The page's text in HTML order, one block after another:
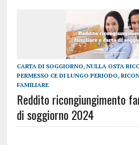
CARTA DI SOGGIORNO, NULLA OSTA
PERMESSO CE DI LUNGO PERIODO,
FAMILIARE
Reddito ricongiungimento
di soggiorno 2024